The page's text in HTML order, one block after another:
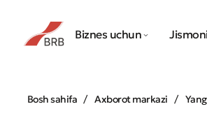
Biznes uchun
Bosh sahifa Axborot markazi